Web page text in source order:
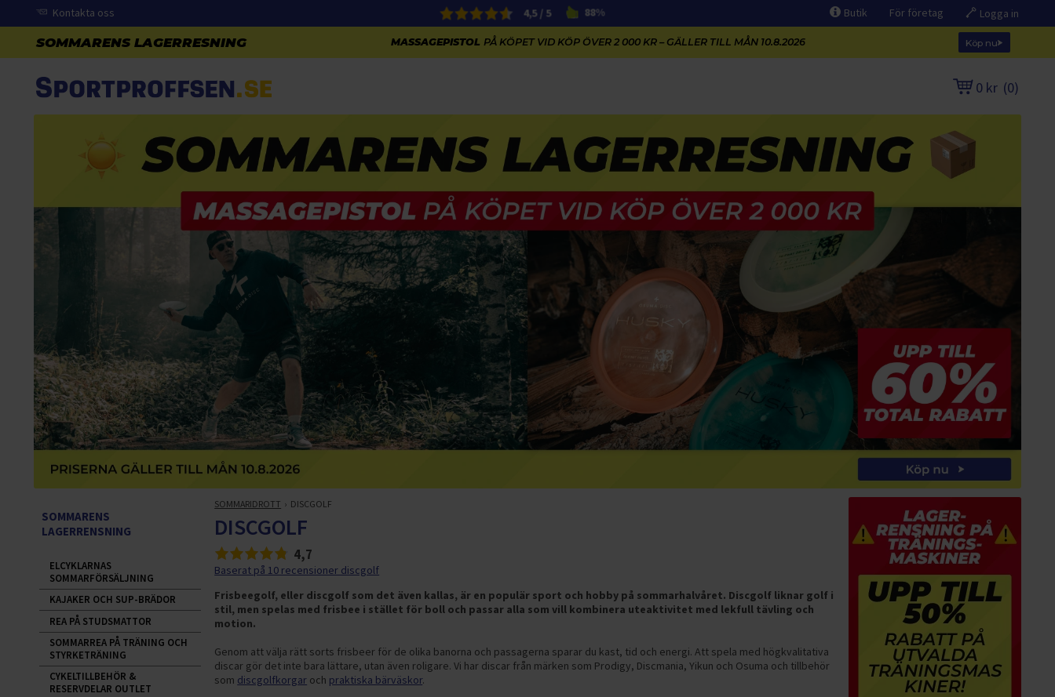
Kontakta oss 4,5 / 5 88% Butik För företag Logga in
MASSAGEPISTOL PÅ KÖPET VID KÖP ÖVER 2 000 KR – GÄLLER TILL MÅN 10.8.2026 Köp nu
0 kr (0)
SOMMARIDROTT DISCGOLF
DISCGOLF
4,7
Baserat på 10 recensioner discgolf
Frisbeegolf, eller discgolf som det även kallas, är en populär sport och hobby på sommarhalvåret. Discgolf liknar golf i
stil, men spelas med frisbee i stället för boll och passar alla som vill kombinera uteaktivitet med lekfull tävling och
motion.
Genom att välja rätt sorts frisbeer för de olika banorna och passagerna sparar du kast, tid och energi. Att spela med högkvalitativa
discar gör det inte bara lättare, utan även roligare. Vi har discar från märken som Prodigy, Discmania, Yikun och Osuma och tillbehör
som discgolfkorgar och praktiska bärväskor.
SOMMARENS
LAGERRENSNING
ELCYKLARNAS
SOMMARFÖRSÄLJNING
KAJAKER OCH SUP-BRÄDOR
REA PÅ STUDSMATTOR
SOMMARREA PÅ TRÄNING OCH
STYRKETRÄNING
CYKELTILLBEHÖR &
RESERVDELAR OUTLET